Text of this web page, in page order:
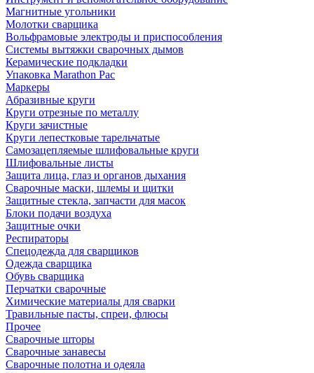
Магнитные угольники
Молотки сварщика
Вольфрамовые электроды и приспособления
Системы вытяжки сварочных дымов
Керамические подкладки
Упаковка Marathon Pac
Маркеры
Абразивные круги
Круги отрезные по металлу
Круги зачистные
Круги лепестковые тарельчатые
Самозацепляемые шлифовальные круги
Шлифовальные листы
Защита лица, глаз и органов дыхания
Сварочные маски, шлемы и щитки
Защитные стекла, запчасти для масок
Блоки подачи воздуха
Защитные очки
Респираторы
Спецодежда для сварщиков
Одежда сварщика
Обувь сварщика
Перчатки сварочные
Химические материалы для сварки
Травильные пасты, спреи, флюсы
Прочее
Сварочные шторы
Сварочные занавесы
Сварочные полотна и одеяла